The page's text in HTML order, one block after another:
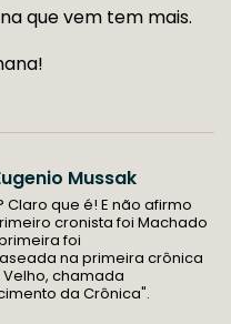
que vem tem mais.
Mussak
que é! E não afirmo
cronista foi Machado
foi
na primeira crônica
chamada
da Crônica".